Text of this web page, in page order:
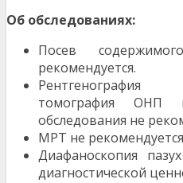
Об обследованиях:
Посев
рекомендуется.
томография ОНП
обследования не
МРТ не
Диафаноскопия
диагностической